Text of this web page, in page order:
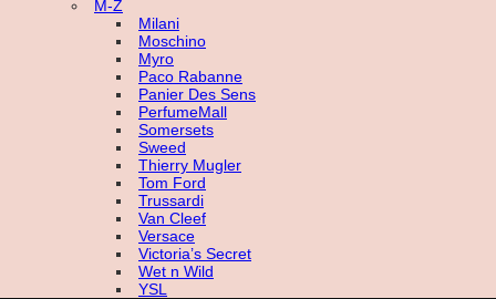
M-Z
Milani
Moschino
Myro
Paco Rabanne
Panier Des Sens
PerfumeMall
Somersets
Sweed
Thierry Mugler
Tom Ford
Trussardi
Van Cleef
Versace
Victoria’s Secret
Wet n Wild
YSL